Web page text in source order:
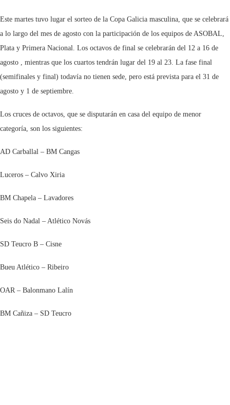
Este martes tuvo lugar el sorteo de la Copa Galicia masculina, que se celebrará
a lo largo del mes de agosto con la participación de los equipos de ASOBAL,
Plata y Primera Nacional. Los octavos de final se celebrarán del 12 a 16 de
agosto , mientras que los cuartos tendrán lugar del 19 al 23. La fase final
(semifinales y final) todavía no tienen sede, pero está prevista para el 31 de
agosto y 1 de septiembre.
Los cruces de octavos, que se disputarán en casa del equipo de menor
categoría, son los siguientes:
AD Carballal – BM Cangas
Luceros – Calvo Xiria
BM Chapela – Lavadores
Seis do Nadal – Atlético Novás
SD Teucro B – Cisne
Bueu Atlético – Ribeiro
OAR – Balonmano Lalín
BM Cañiza – SD Teucro